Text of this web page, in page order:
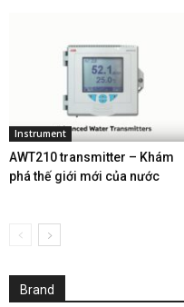
Instrument
AWT210 transmitter – Khám
phá thế giới mới của nước
Brand